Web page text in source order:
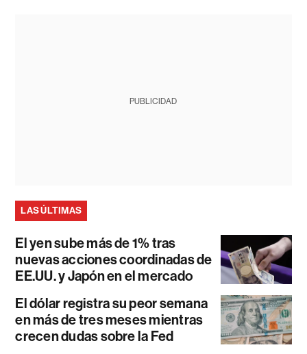
PUBLICIDAD
LAS ÚLTIMAS
El yen sube más de 1% tras
nuevas acciones coordinadas de
EE.UU. y Japón en el mercado
El dólar registra su peor semana
en más de tres meses mientras
crecen dudas sobre la Fed